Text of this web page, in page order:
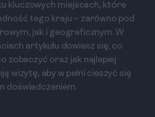
kluczowych miejscach, które
tego kraju – zarówno pod
jak i geograficznym. W
artykułu dowiesz się, co
zobaczyć oraz jak najlepiej
wizytę, aby w pełni cieszyć się
doświadczeniem.